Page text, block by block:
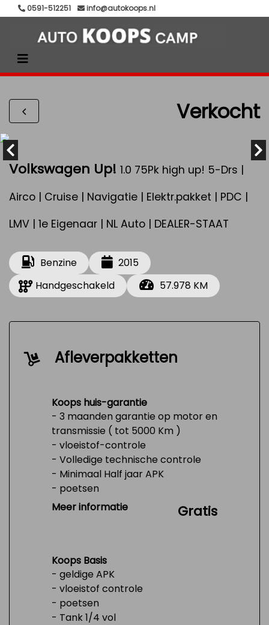
0591-512251 info@autokoops.nl
Verkocht
Volkswagen Up! 1.0 75Pk high up! 5-Drs |
Airco | Cruise | Navigatie | Elektr.pakket | PDC |
LMV | 1e Eigenaar | NL Auto | DEALER-STAAT
Benzine
2015
Handgeschakeld
57.978 KM
Afleverpakketten
Koops huis-garantie
- 3 maanden garantie op motor en
transmissie ( tot 5000 Km )
- vloeistof-controle
- Volledige technische controle
- Minimaal Half jaar APK
- poetsen
- Tank 1/4 vol
Meer informatie Gratis
Koops Basis
- geldige APK
- vloeistof controle
- poetsen
- Tank 1/4 vol